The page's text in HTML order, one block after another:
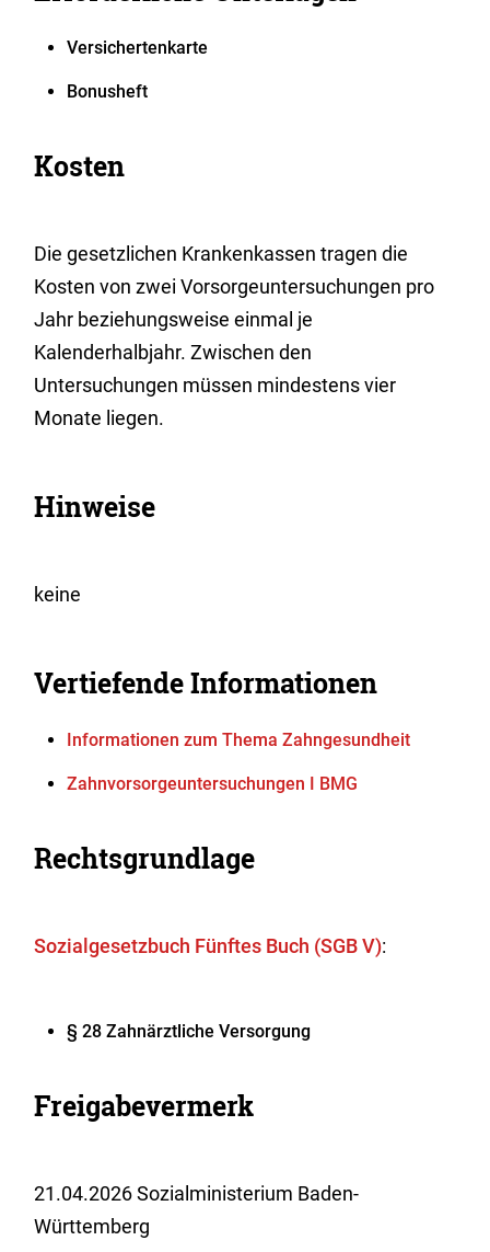
Versichertenkarte
Bonusheft
Kosten
Die gesetzlichen Krankenkassen tragen die
Kosten von zwei Vorsorgeuntersuchungen pro
Jahr beziehungsweise einmal je
Kalenderhalbjahr. Zwischen den
Untersuchungen müssen mindestens vier
Monate liegen.
Hinweise
keine
Vertiefende Informationen
Informationen zum Thema Zahngesundheit
Zahnvorsorgeuntersuchungen I BMG
Rechtsgrundlage
Sozialgesetzbuch Fünftes Buch (SGB V):
§ 28 Zahnärztliche Versorgung
Freigabevermerk
21.04.2026 Sozialministerium Baden-
Württemberg